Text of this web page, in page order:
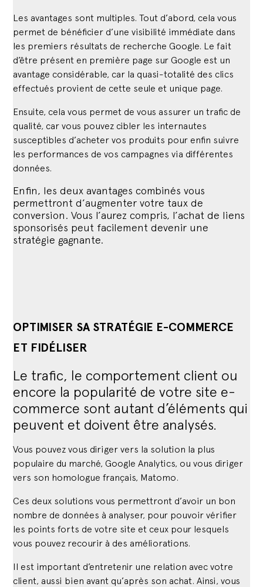
Les avantages sont multiples. Tout d’abord, cela vous
permet de bénéficier d’une visibilité immédiate dans
les premiers résultats de recherche Google. Le fait
d’être présent en première page sur Google est un
avantage considérable, car la quasi-totalité des clics
effectués provient de cette seule et unique page.
Ensuite, cela vous permet de vous assurer un trafic de
qualité, car vous pouvez cibler les internautes
susceptibles d’acheter vos produits pour enfin suivre
les performances de vos campagnes via différentes
données.
Enfin, les deux avantages combinés vous
permettront d’augmenter votre taux de
conversion. Vous l’aurez compris, l’achat de liens
sponsorisés peut facilement devenir une
stratégie gagnante.
OPTIMISER SA STRATÉGIE E-COMMERCE
ET FIDÉLISER
Le trafic, le comportement client ou
encore la popularité de votre site e-
commerce sont autant d’éléments qui
peuvent et doivent être analysés.
Vous pouvez vous diriger vers la solution la plus
populaire du marché, Google Analytics, ou vous diriger
vers son homologue français, Matomo.
Ces deux solutions vous permettront d’avoir un bon
nombre de données à analyser, pour pouvoir vérifier
les points forts de votre site et ceux pour lesquels
vous pouvez recourir à des améliorations.
Il est important d’entretenir une relation avec votre
client, aussi bien avant qu’après son achat. Ainsi, vous